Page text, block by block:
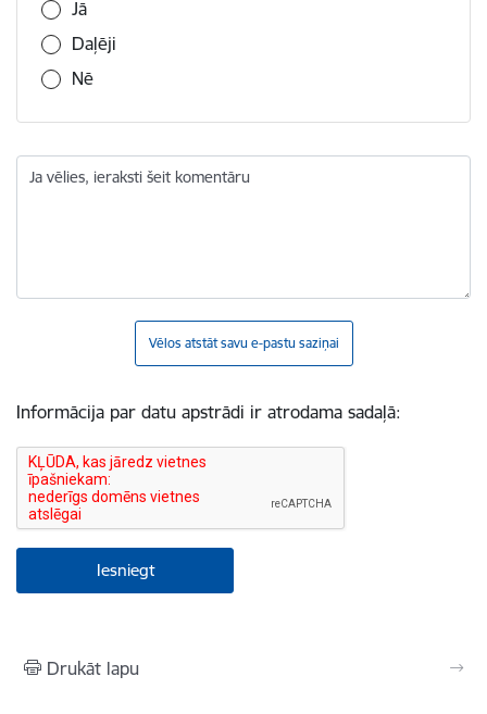
Jā
Daļēji
Nē
Ja vēlies, ieraksti šeit komentāru
Vēlos atstāt savu e-pastu saziņai
Informācija par datu apstrādi ir atrodama sadaļā:
Drukāt lapu